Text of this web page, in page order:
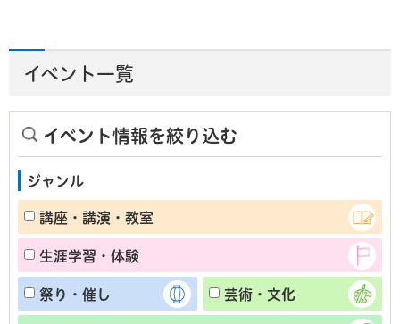
イベント一覧
イベント情報を絞り込む
ジャンル
講座・講演・教室
生涯学習・体験
祭り・催し 芸術・文化